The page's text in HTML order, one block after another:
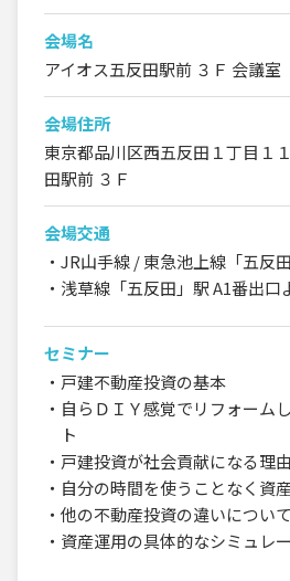
会場名
アイオス五反田駅前 ３Ｆ 会議室
会場住所
東京都品川区西五反田１丁目１
田駅前 ３Ｆ
会場交通
・JR山手線 / 東急池上線「五反
・浅草線「五反田」駅 A1番出口
セミナー
・戸建不動産投資の基本
・自らＤＩＹ感覚でリフォーム
ト
・戸建投資が社会貢献になる理由
・自分の時間を使うことなく資
・他の不動産投資の違いについて
・資産運用の具体的なシミュレ